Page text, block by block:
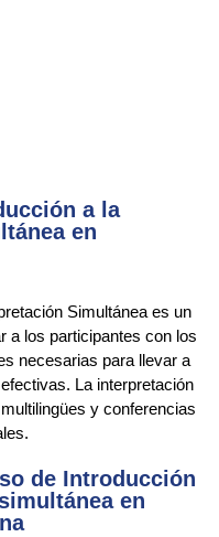
a la
en
Simultánea es un
a los participantes con los
necesarias para llevar a
La interpretación
y conferencias
de Introducción
en